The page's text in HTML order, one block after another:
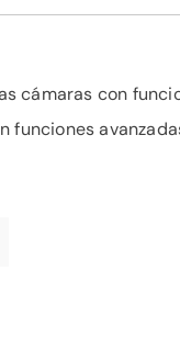
cámaras con
funciones